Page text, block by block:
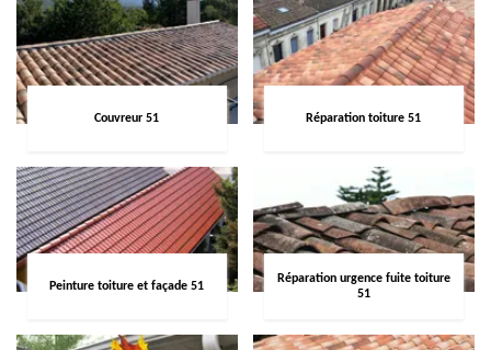
Couvreur 51 Réparation toiture 51
Peinture toiture et façade 51
Réparation urgence fuite toiture
51